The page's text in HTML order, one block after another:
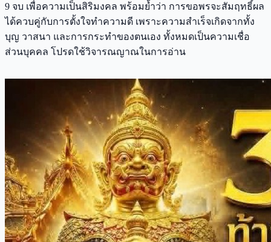
9 จบ เพื่อความเป็นสิริมงคล พร้อมย้ำว่า การขอพรจะสัมฤทธิ์ผล
ได้ควบคู่กับการตั้งใจทำความดี เพราะความสำเร็จเกิดจากทั้ง
บุญ วาสนา และการกระทำของตนเอง ทั้งหมดเป็นความเชื่อ
ส่วนบุคคล โปรดใช้วิจารณญาณในการอ่าน